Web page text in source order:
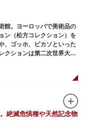
ース（日本美術入門／た
良いでしょう。
ほか緑豊かな庭園も。季節
おすすめです。
館。ヨーロッパで美術品の
ン（松方コレクション）を
、ゴッホ、ピカソといった
クションは第二次世界大戦
を創設することを条件に
運動への顕著な貢献－」の
録されています。前庭にも
術鑑賞を楽しめるのも魅力
する「美術トーク」や、解
絶滅危惧種や天然記念物